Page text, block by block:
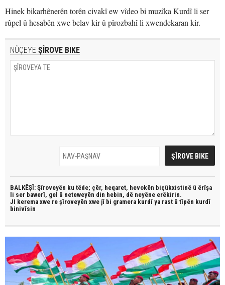
Hinek bikarhênerên torên civakî ew vîdeo bi muzîka Kurdî li ser
rûpel û hesabên xwe belav kir û pîrozbahî li xwendekaran kir.
NÛÇEYE ŞÎROVE BIKE
BALKÊŞÎ: Şîroveyên ku têde; çêr, heqaret, hevokên biçûkxistinê û êrîşa
li ser bawerî, gel û neteweyên din hebin, dê neyêne erêkirin.
JI kerema xwe re şîroveyên xwe jî bi gramera kurdî ya rast û tîpên kurdî
binivîsin